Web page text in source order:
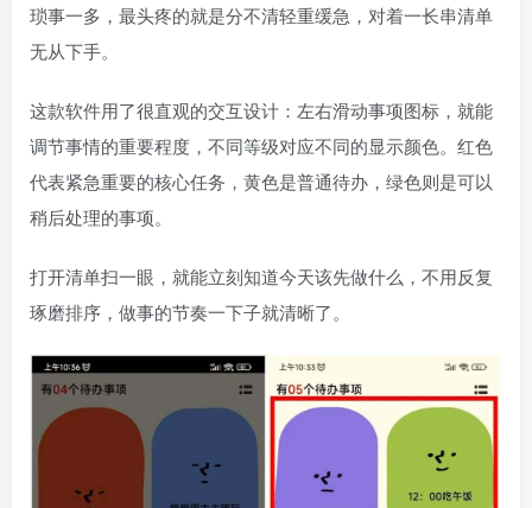
琐事一多，最头疼的就是分不清轻重缓急，对着一长串清单
无从下手。
这款软件用了很直观的交互设计：左右滑动事项图标，就能
调节事情的重要程度，不同等级对应不同的显示颜色。红色
代表紧急重要的核心任务，黄色是普通待办，绿色则是可以
稍后处理的事项。
打开清单扫一眼，就能立刻知道今天该先做什么，不用反复
琢磨排序，做事的节奏一下子就清晰了。